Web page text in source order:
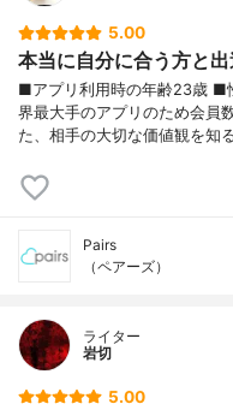
5.00
本当に自分に合う方と
■アプリ利用時の年齢23歳 ■
界最大手のアプリのため会員
た、相手の大切な価値観を知
Pairs
（ペアーズ）
ライター
岩切
5.00